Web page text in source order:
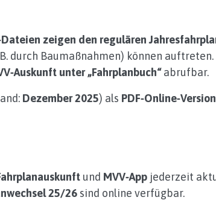
zeigen den regulären
durch Baumaßnahmen) können auftreten.
unter „Fahrplanbuch“abrufbar.
Dezember 2025) als PDF‑Online‑Version
und MVV‑App jederzeit
25/26 sind online verfügbar.